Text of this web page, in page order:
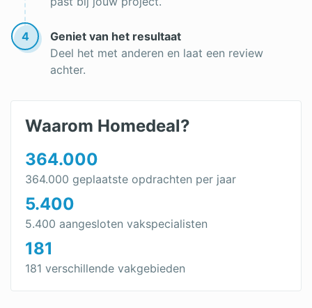
4
Geniet van het resultaat
Deel het met anderen en laat een review
achter.
Waarom Homedeal?
364.000
364.000 geplaatste opdrachten per jaar
5.400
5.400 aangesloten vakspecialisten
181
181 verschillende vakgebieden